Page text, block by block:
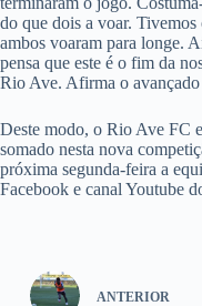
do que dois a voar.
ambos voaram para longe.
pensa que este é o fim da
Rio Ave. Afirma o
Deste modo, o Rio Ave FC
somado nesta nova
próxima segunda-feira a
Facebook e canal Youtube
ANTERIOR